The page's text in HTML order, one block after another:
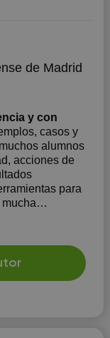
de Madrid
y con
casos y
alumnos
acciones de
para